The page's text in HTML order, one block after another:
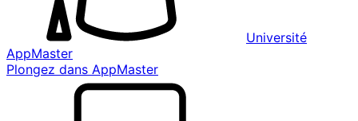
Université
AppMaster
Plongez dans AppMaster